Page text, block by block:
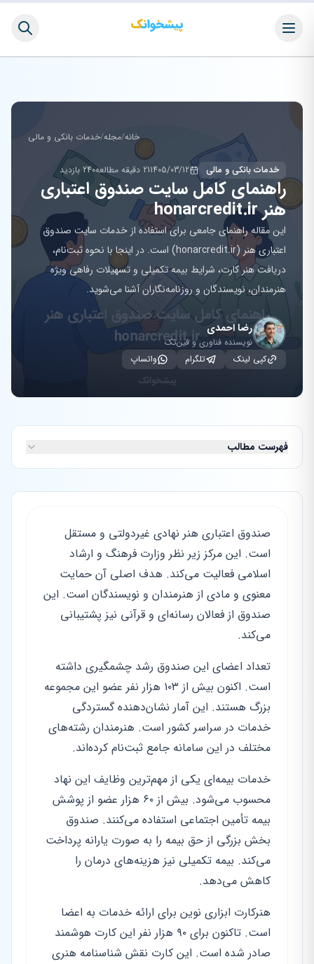
خانه/مجله/خدمات بانکی و مالی
خدمات بانکی و مالی 1405/03/1221 دقیقه مطالعه 240 بازدید
راهنمای کامل سایت صندوق اعتباری
هنر honarcredit.ir
این مقاله راهنمای جامعی برای استفاده از خدمات سایت صندوق
اعتباری هنر (honarcredit.ir) است. در اینجا با نحوه ثبت‌نام،
دریافت هنر کارت، شرایط بیمه تکمیلی و تسهیلات رفاهی ویژه
هنرمندان، نویسندگان و روزنامه‌نگاران آشنا می‌شوید.
رضا احمدی
نویسنده فناوری و فین‌تک
کپی لینک
تلگرام واتساپ
فهرست مطالب
صندوق اعتباری هنر نهادی غیردولتی و مستقل
است. این مرکز زیر نظر وزارت فرهنگ و ارشاد
اسلامی فعالیت می‌کند. هدف اصلی آن حمایت
معنوی و مادی از هنرمندان و نویسندگان است. این
صندوق از فعالان رسانه‌ای و قرآنی نیز پشتیبانی
می‌کند.
تعداد اعضای این صندوق رشد چشمگیری داشته
است. اکنون بیش از ۱۰۳ هزار نفر عضو این مجموعه
بزرگ هستند. این آمار نشان‌دهنده گستردگی
خدمات در سراسر کشور است. هنرمندان رشته‌های
مختلف در این سامانه جامع ثبت‌نام کرده‌اند.
خدمات بیمه‌ای یکی از مهم‌ترین وظایف این نهاد
محسوب می‌شود. بیش از ۶۰ هزار عضو از پوشش
بیمه تأمین اجتماعی استفاده می‌کنند. صندوق
بخش بزرگی از حق بیمه را به صورت یارانه پرداخت
می‌کند. بیمه تکمیلی نیز هزینه‌های درمان را
کاهش می‌دهد.
هنرکارت ابزاری نوین برای ارائه خدمات به اعضا
است. تاکنون برای ۹۰ هزار نفر این کارت هوشمند
صادر شده است. این کارت نقش شناسنامه هنری